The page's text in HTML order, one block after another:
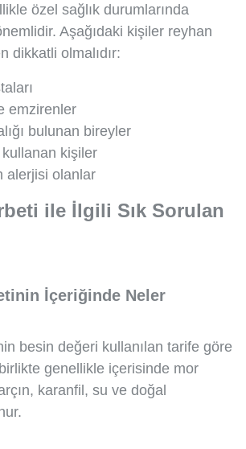
özel sağlık durumlarında
Aşağıdaki kişiler reyhan
dikkatli olmalıdır:
emzirenler
bulunan bireyler
kişiler
alerjisi olanlar
ile İlgili Sık Sorulan
İçeriğinde Neler
besin değeri kullanılan tarife göre
genellikle içerisinde mor
karanfil, su ve doğal